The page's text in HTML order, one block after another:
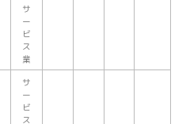
サ
ー
ビ
ス
業
サ
ー
ビ
ス